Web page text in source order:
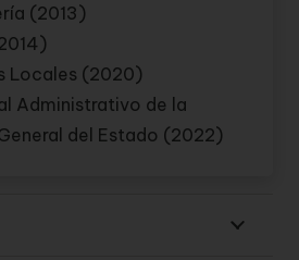
(2013)
Locales (2020)
Administrativo de la
del Estado (2022)